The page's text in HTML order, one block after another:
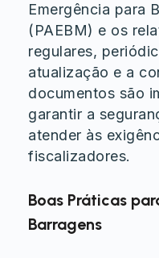
Emergência para
(PAEBM) e os
regulares,
atualização e a
documentos são
garantir a
atender às
fiscalizadores.
Boas Práticas
Barragens